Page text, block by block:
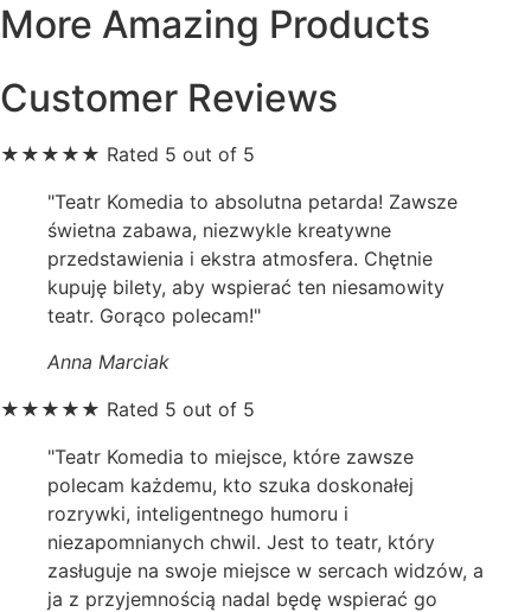
More Amazing Products
Customer Reviews
★ ★ ★ ★ ★ Rated 5 out of 5
"Teatr Komedia to absolutna petarda! Zawsze
świetna zabawa, niezwykle kreatywne
przedstawienia i ekstra atmosfera. Chętnie
kupuję bilety, aby wspierać ten niesamowity
teatr. Gorąco polecam!"
Anna Marciak
★ ★ ★ ★ ★ Rated 5 out of 5
"Teatr Komedia to miejsce, które zawsze
polecam każdemu, kto szuka doskonałej
rozrywki, inteligentnego humoru i
niezapomnianych chwil. Jest to teatr, który
zasługuje na swoje miejsce w sercach widzów, a
ja z przyjemnością nadal będę wspierać go